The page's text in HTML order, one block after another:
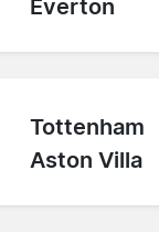
Everton
Tottenham
Aston Villa